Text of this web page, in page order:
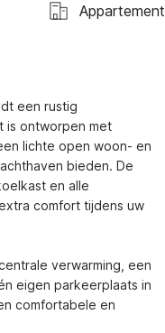
Appartement
een rustig
is ontworpen met
lichte open woon- en
bieden. De
en alle
comfort tijdens uw
verwarming, een
eigen parkeerplaats in
comfortabele en